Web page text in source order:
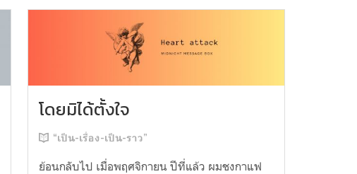
โดยมิได้ตั้งใจ
“เป็น-เรื่อง-เป็น-ราว”
ย้อนกลับไป เมื่อพฤศจิกายน ปีที่แล้ว ผมชงกาแฟ